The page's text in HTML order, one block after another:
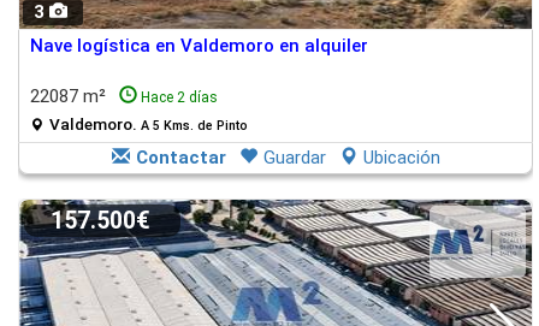
3
Nave logística en Valdemoro en alquiler
22087 m² Hace 2 días
Valdemoro. A 5 Kms. de Pinto
Contactar Guardar Ubicación
157.500€